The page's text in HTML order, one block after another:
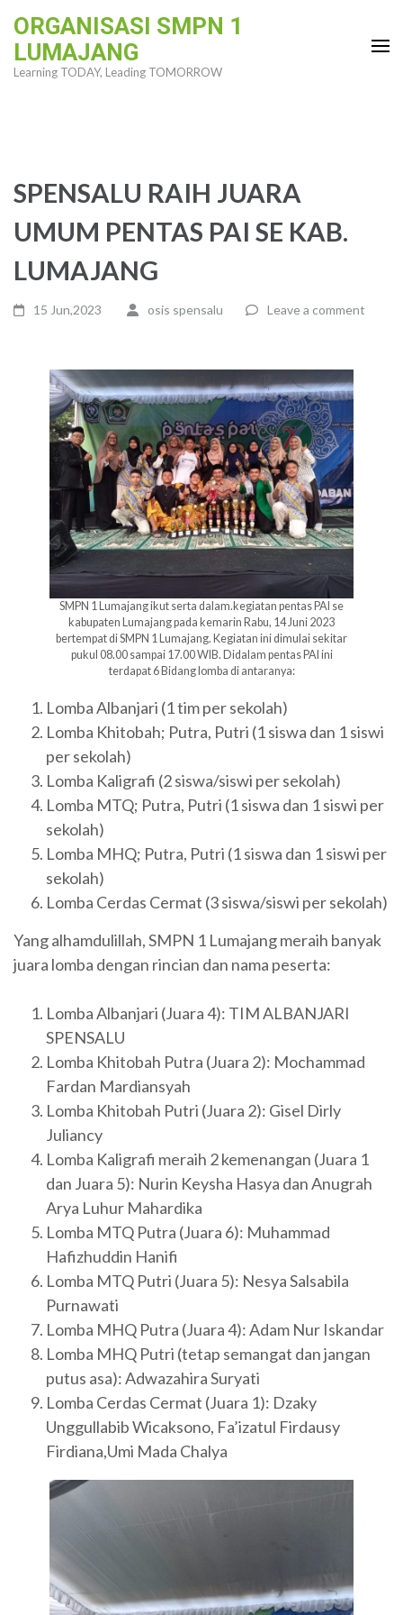
content
ORGANISASI SMPN 1
LUMAJANG
Learning TODAY, Leading TOMORROW
SPENSALU RAIH JUARA
UMUM PENTAS PAI SE KAB.
LUMAJANG
15 Jun,2023 osis spensalu Leave a comment
SMPN 1 Lumajang ikut serta dalam.kegiatan pentas PAI se
kabupaten Lumajang pada kemarin Rabu, 14 Juni 2023
bertempat di SMPN 1 Lumajang. Kegiatan ini dimulai sekitar
pukul 08.00 sampai 17.00 WIB. Didalam pentas PAI ini
terdapat 6 Bidang lomba di antaranya:
Lomba Albanjari (1 tim per sekolah)
Lomba Khitobah; Putra, Putri (1 siswa dan 1 siswi
per sekolah)
Lomba Kaligrafi (2 siswa/siswi per sekolah)
Lomba MTQ; Putra, Putri (1 siswa dan 1 siswi per
sekolah)
Lomba MHQ; Putra, Putri (1 siswa dan 1 siswi per
sekolah)
Lomba Cerdas Cermat (3 siswa/siswi per sekolah)
Yang alhamdulillah, SMPN 1 Lumajang meraih banyak
juara lomba dengan rincian dan nama peserta:
Lomba Albanjari (Juara 4): TIM ALBANJARI
SPENSALU
Lomba Khitobah Putra (Juara 2): Mochammad
Fardan Mardiansyah
Lomba Khitobah Putri (Juara 2): Gisel Dirly
Juliancy
Lomba Kaligrafi meraih 2 kemenangan (Juara 1
dan Juara 5): Nurin Keysha Hasya dan Anugrah
Arya Luhur Mahardika
Lomba MTQ Putra (Juara 6): Muhammad
Hafizhuddin Hanifi
Lomba MTQ Putri (Juara 5): Nesya Salsabila
Purnawati
Lomba MHQ Putra (Juara 4): Adam Nur Iskandar
Lomba MHQ Putri (tetap semangat dan jangan
putus asa): Adwazahira Suryati
Lomba Cerdas Cermat (Juara 1): Dzaky
Unggullabib Wicaksono, Fa’izatul Firdausy
Firdiana,Umi Mada Chalya